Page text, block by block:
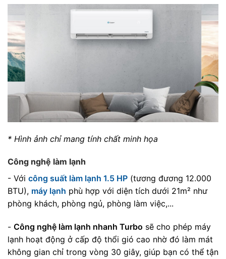
* Hình ảnh chỉ mang tính chất minh họa
Công nghệ làm lạnh
- Với công suất làm lạnh 1.5 HP (tương đương 12.000
BTU), máy lạnh phù hợp với diện tích dưới 21m² như
phòng khách, phòng ngủ, phòng làm việc,...
- Công nghệ làm lạnh nhanh Turbo sẽ cho phép máy
lạnh hoạt động ở cấp độ thổi gió cao nhờ đó làm mát
không gian chỉ trong vòng 30 giây, giúp bạn có thể tận